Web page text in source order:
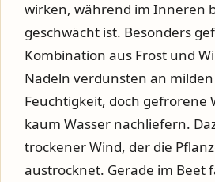
wirken, während im Inneren
geschwächt ist. Besonders
Kombination aus Frost und
Nadeln verdunsten an milden
Feuchtigkeit, doch gefrorene
kaum Wasser nachliefern.
trockener Wind, der die
austrocknet. Gerade im Beet